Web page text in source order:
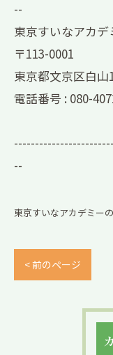
--
東京すいなアカデ
〒113-0001
東京都文京区白山
電話番号 : 080-
--
東京すいなアカデミー
< 前のページ